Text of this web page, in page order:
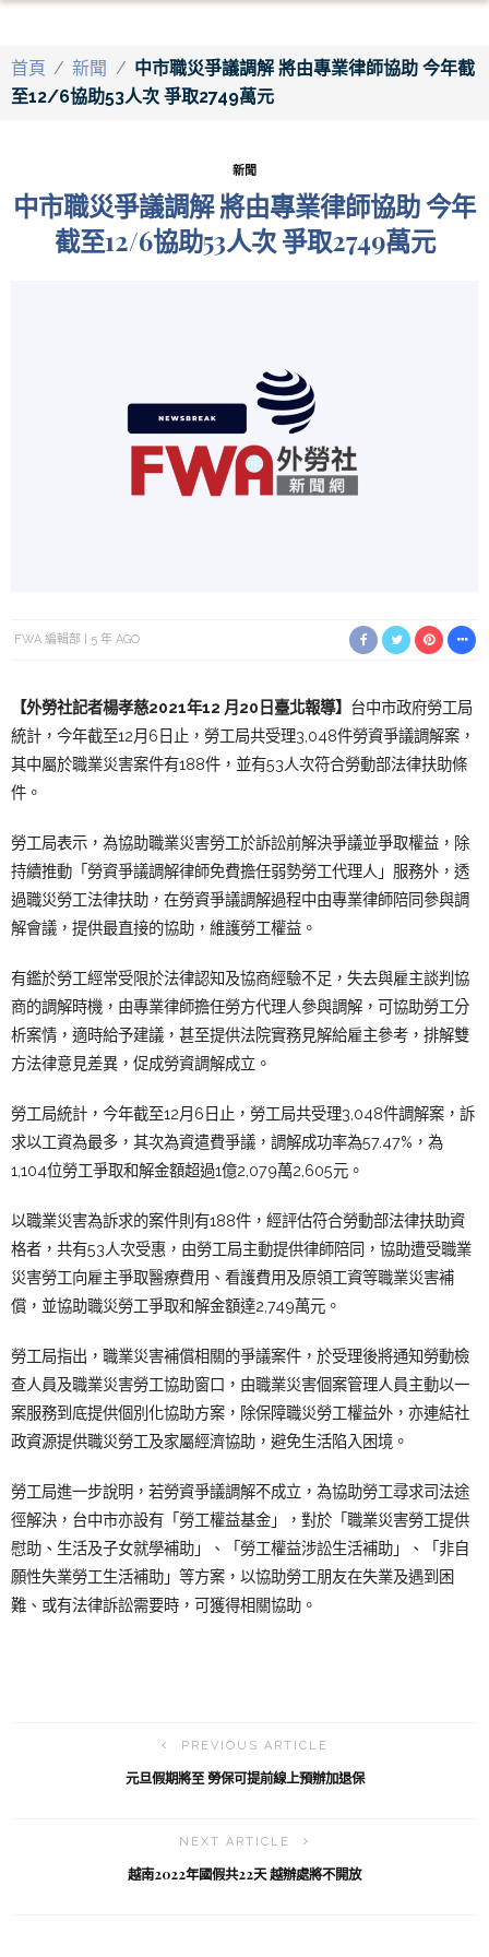
首頁 / 新聞 / 中市職災爭議調解 將由專業律師協助 今年截
至12/6協助53人次 爭取2749萬元
新聞
中市職災爭議調解 將由專業律師協助 今年
截至12/6協助53人次 爭取2749萬元
FWA 編輯部 5 年 AGO
【外勞社記者楊孝慈2021年12 月20日臺北報導】 台中市政府勞工局
統計，今年截至12月6日止，勞工局共受理3,048件勞資爭議調解案，
其中屬於職業災害案件有188件，並有53人次符合勞動部法律扶助條
件。
勞工局表示，為協助職業災害勞工於訴訟前解決爭議並爭取權益，除
持續推動「勞資爭議調解律師免費擔任弱勢勞工代理人」服務外，透
過職災勞工法律扶助，在勞資爭議調解過程中由專業律師陪同參與調
解會議，提供最直接的協助，維護勞工權益。
有鑑於勞工經常受限於法律認知及協商經驗不足，失去與雇主談判協
商的調解時機，由專業律師擔任勞方代理人參與調解，可協助勞工分
析案情，適時給予建議，甚至提供法院實務見解給雇主參考，排解雙
方法律意見差異，促成勞資調解成立。
勞工局統計，今年截至12月6日止，勞工局共受理3,048件調解案，訴
求以工資為最多，其次為資遣費爭議，調解成功率為57.47%，為
1,104位勞工爭取和解金額超過1億2,079萬2,605元。
以職業災害為訴求的案件則有188件，經評估符合勞動部法律扶助資
格者，共有53人次受惠，由勞工局主動提供律師陪同，協助遭受職業
災害勞工向雇主爭取醫療費用、看護費用及原領工資等職業災害補
償，並協助職災勞工爭取和解金額達2,749萬元。
勞工局指出，職業災害補償相關的爭議案件，於受理後將通知勞動檢
查人員及職業災害勞工協助窗口，由職業災害個案管理人員主動以一
案服務到底提供個別化協助方案，除保障職災勞工權益外，亦連結社
政資源提供職災勞工及家屬經濟協助，避免生活陷入困境。
勞工局進一步說明，若勞資爭議調解不成立，為協助勞工尋求司法途
徑解決，台中市亦設有「勞工權益基金」，對於「職業災害勞工提供
慰助、生活及子女就學補助」、「勞工權益涉訟生活補助」、「非自
願性失業勞工生活補助」等方案，以協助勞工朋友在失業及遇到困
難、或有法律訴訟需要時，可獲得相關協助。
PREVIOUS ARTICLE
元旦假期將至 勞保可提前線上預辦加退保
NEXT ARTICLE
越南2022年國假共22天 越辦處將不開放